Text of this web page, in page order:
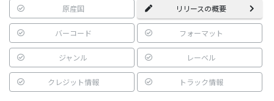
原産国 リリースの概要
バーコード フォーマット
ジャンル レーベル
クレジット情報 トラック情報